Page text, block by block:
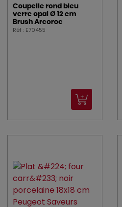
Coupelle rond bleu
verre opal Ø 12 cm
Brush Arcoroc
Réf : E70455